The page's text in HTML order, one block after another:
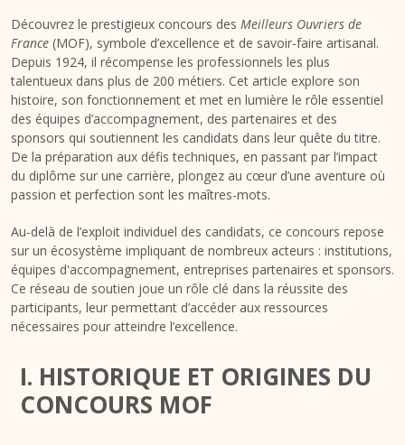
Découvrez le prestigieux concours des Meilleurs Ouvriers de
France (MOF), symbole d’excellence et de savoir-faire artisanal.
Depuis 1924, il récompense les professionnels les plus
talentueux dans plus de 200 métiers. Cet article explore son
histoire, son fonctionnement et met en lumière le rôle essentiel
des équipes d’accompagnement, des partenaires et des
sponsors qui soutiennent les candidats dans leur quête du titre.
De la préparation aux défis techniques, en passant par l’impact
du diplôme sur une carrière, plongez au cœur d’une aventure où
passion et perfection sont les maîtres-mots.
Au-delà de l’exploit individuel des candidats, ce concours repose
sur un écosystème impliquant de nombreux acteurs : institutions,
équipes d'accompagnement, entreprises partenaires et sponsors.
Ce réseau de soutien joue un rôle clé dans la réussite des
participants, leur permettant d’accéder aux ressources
nécessaires pour atteindre l’excellence.
I. HISTORIQUE ET ORIGINES DU
CONCOURS MOF